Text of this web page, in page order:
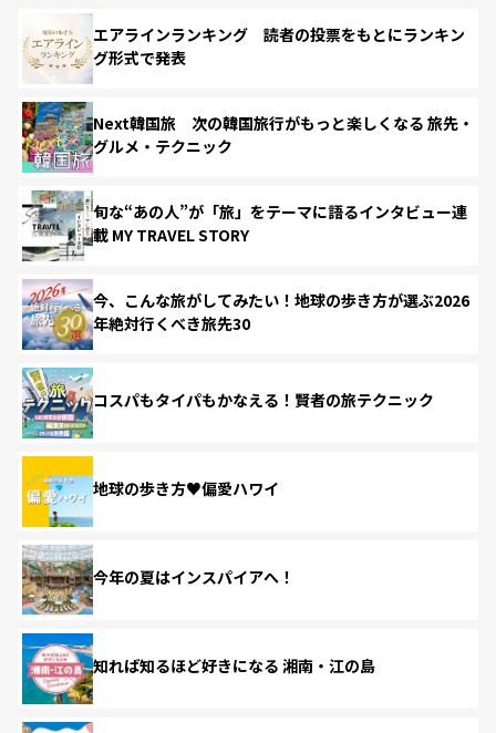
エアラインランキング 読者の投票をもとにランキン
グ形式で発表
Next韓国旅 次の韓国旅行がもっと楽しくなる 旅先・
グルメ・テクニック
旬な“あの人”が「旅」をテーマに語るインタビュー連
載 MY TRAVEL STORY
今、こんな旅がしてみたい！地球の歩き方が選ぶ2026
年絶対行くべき旅先30
コスパもタイパもかなえる！賢者の旅テクニック
地球の歩き方♥偏愛ハワイ
今年の夏はインスパイアへ！
知れば知るほど好きになる 湘南・江の島